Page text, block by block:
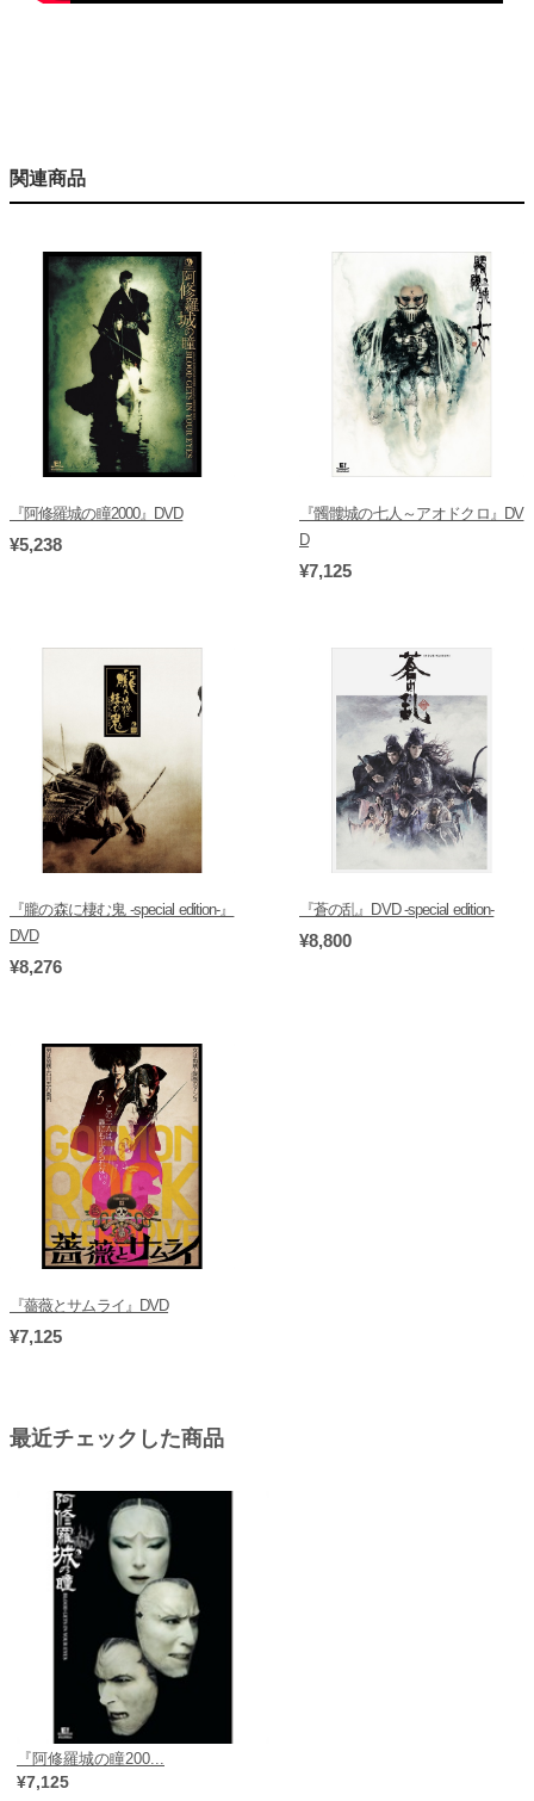
関連商品
『阿修羅城の瞳2000』DVD
¥5,238
『髑髏城の七人～アオドクロ』DV
D
¥7,125
『朧の森に棲む鬼 -special edition-』
DVD
¥8,276
『蒼の乱』DVD -special edition-
¥8,800
『薔薇とサムライ』DVD
¥7,125
最近チェックした商品
『阿修羅城の瞳200...
¥7,125